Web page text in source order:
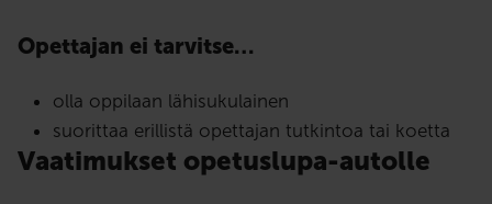
Opettajan ei tarvitse…
olla oppilaan lähisukulainen
suorittaa erillistä opettajan tutkintoa tai koetta
Vaatimukset opetuslupa-autolle